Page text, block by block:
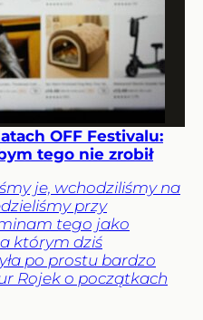
OFF Festivalu:
tego nie zrobił
je, wchodziliśmy na
przy
tego jako
którym dziś
po prostu bardzo
Rojek o początkach